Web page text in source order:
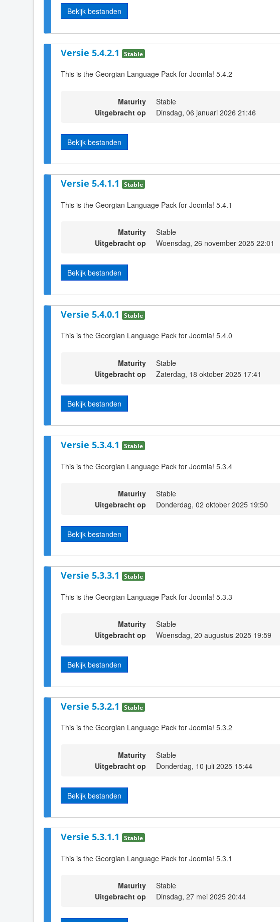
Bekijk bestanden
Versie 5.4.2.1 Stable
This is the Georgian Language Pack for Joomla! 5.4.2
Maturity
Stable
Uitgebracht op
Dinsdag, 06 januari 2026 21:46
Bekijk bestanden
Versie 5.4.1.1 Stable
This is the Georgian Language Pack for Joomla! 5.4.1
Maturity
Stable
Uitgebracht op
Woensdag, 26 november 2025 22:01
Bekijk bestanden
Versie 5.4.0.1 Stable
This is the Georgian Language Pack for Joomla! 5.4.0
Maturity
Stable
Uitgebracht op
Zaterdag, 18 oktober 2025 17:41
Bekijk bestanden
Versie 5.3.4.1 Stable
This is the Georgian Language Pack for Joomla! 5.3.4
Maturity
Stable
Uitgebracht op
Donderdag, 02 oktober 2025 19:50
Bekijk bestanden
Versie 5.3.3.1 Stable
This is the Georgian Language Pack for Joomla! 5.3.3
Maturity
Stable
Uitgebracht op
Woensdag, 20 augustus 2025 19:59
Bekijk bestanden
Versie 5.3.2.1 Stable
This is the Georgian Language Pack for Joomla! 5.3.2
Maturity
Stable
Uitgebracht op
Donderdag, 10 juli 2025 15:44
Bekijk bestanden
Versie 5.3.1.1 Stable
This is the Georgian Language Pack for Joomla! 5.3.1
Maturity
Stable
Uitgebracht op
Dinsdag, 27 mei 2025 20:44